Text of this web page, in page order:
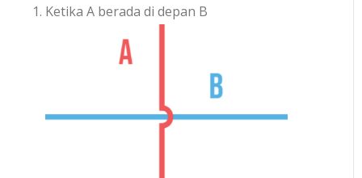
Ketika A berada di depan B